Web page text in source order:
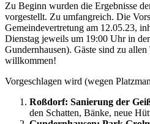
Zu Beginn wurden die Ergebnisse
vorgestellt. Zu umfangreich. Die
Gemeindevertretung am 12.05.23,
Dienstag jeweils um 19:00 Uhr in
Gundernhausen). Gäste sind zu
willkommen!
Vorgeschlagen wird (wegen
Roßdorf: Sanierung der
den Schatten, Bänke, neue